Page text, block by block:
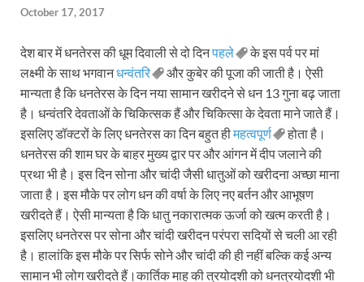
October 17, 2017
देश बार में धनतेरस की धूम दिवाली से दो दिनपहले
के इस पर्व पर मां
लक्ष्मी के साथ भगवानधन्वंतरि
और कुबेर की पूजा की जाती है। ऐसी
मान्यता है कि धनतेरस के दिन नया सामान खरीदने से धन 13 गुना बढ़ जाता
है। धन्वंतरि देवताओं के चिकित्सक हैं और चिकित्सा के देवता माने जाते हैं।
इसलिए डॉक्टरों के लिए धनतेरस का दिन बहुत हीमहत्वपूर्ण
होता है।
धनतेरस की शाम घर के बाहर मुख्य द्वार पर और आंगन में दीप जलाने की
प्रथा भी है। इस दिन सोना और चांदी जैसी धातुओं को खरीदना अच्छा माना
जाता है। इस मौके पर लोग धन की वर्षा के लिए नए बर्तन और आभूषण
खरीदते हैं। ऐसी मान्यता है कि धातु नकारात्मक ऊर्जा को खत्म करती है।
इसलिए धनतेरस पर सोना और चांदी खरीदन परंपरा सदियों से चली आ रही
है। हालांकि इस मौके पर सिर्फ सोने और चांदी की ही नहीं बल्कि कई अन्य
सामान भी लोग खरीदते हैं।कार्तिक माह की त्रयोदशी को धनत्रयोदशी भी